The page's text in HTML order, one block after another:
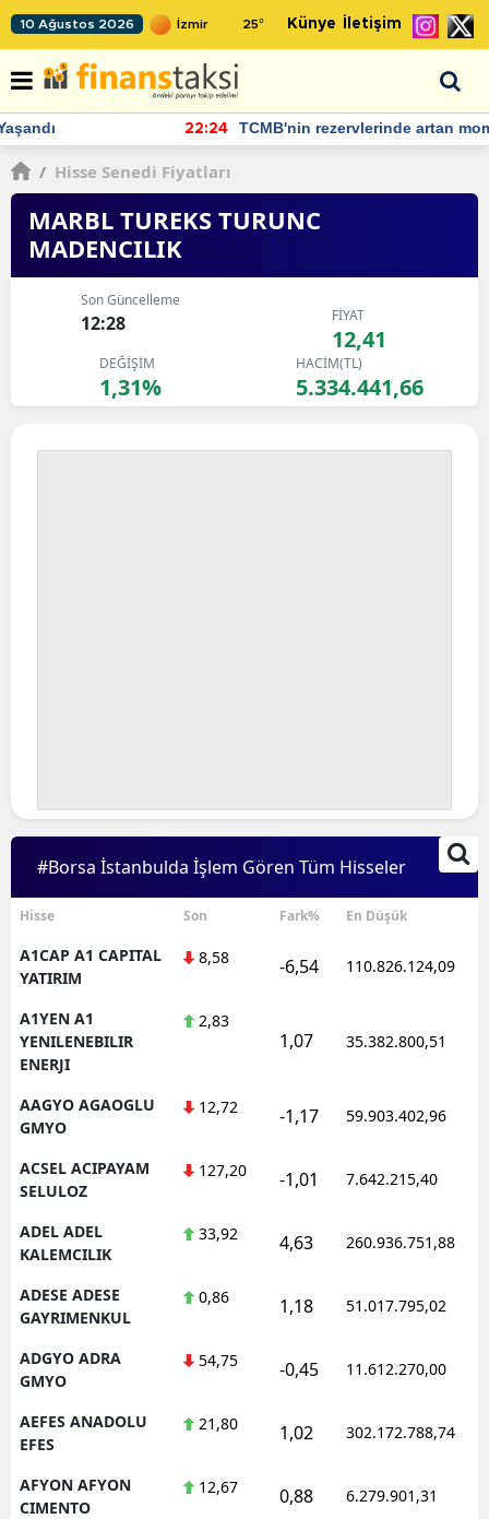
10 Ağustos 2026 25° Künye İletişim
22:24 TCMB'nin rezervlerinde artan momentum devam ediyor
/ Hisse Senedi Fiyatları
MARBL TUREKS TURUNC
MADENCILIK
Son Güncelleme
12:28 FİYAT
12,41
DEĞİŞİM
1,31%
HACİM(TL)
5.334.441,66
#Borsa İstanbulda İşlem Gören Tüm Hisseler
Hisse Son Fark% En Düşük
A1CAP A1 CAPITAL
YATIRIM
8,58 -6,54 110.826.124,09
A1YEN A1
YENILENEBILIR
ENERJI
2,83
1,07 35.382.800,51
AAGYO AGAOGLU
GMYO
12,72 -1,17 59.903.402,96
ACSEL ACIPAYAM
SELULOZ
127,20 -1,01 7.642.215,40
ADEL ADEL
KALEMCILIK
33,92 4,63 260.936.751,88
ADESE ADESE
GAYRIMENKUL
0,86 1,18 51.017.795,02
ADGYO ADRA
GMYO
54,75 -0,45 11.612.270,00
AEFES ANADOLU
EFES
21,80 1,02 302.172.788,74
AFYON AFYON
CIMENTO
12,67 0,88 6.279.901,31